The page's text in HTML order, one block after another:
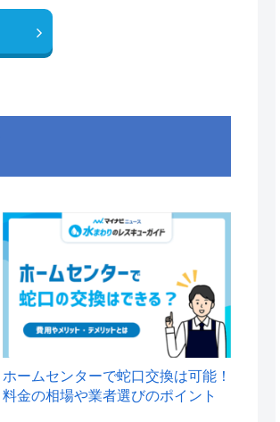
ホームセンターで蛇口交換は可能！
料金の相場や業者選びのポイント